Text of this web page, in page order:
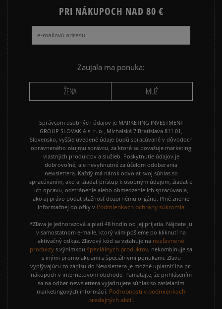
PRI NÁKUPOCH NAD 80 €
Zaujala ma ponuka:
ŽENA MUŽ
Správcom osobných údajov je MARKETING INVESTMENT
GROUP SLOVAKIA s. r. o., Michalská 7 Bratislava 811 01,
Slovensko, vyššie uvedené údaje budú spracúvané v dôvodoch
oprávneného záujmu správcu, za ktoré sa považuje marketing
vlastných produktov a služieb. Poskytnutie údajov je
dobrovoľné, ale nevyhnutné za účelom odoberania
newslettera. Každý má nárok odvolať svoj súhlas so
spracúvaním, ako aj žiadať prístup k osobným údajom, žiadať o
ich opravu, odstránenie alebo obmedzenie ich spracúvania,
ako aj právo podať sťažnosť dozornému orgánu. Plné znenie
informačnej doložky v Podmienkach ochrany súkromia
*Zľava je jednorazová a platí 48 hodín od jej prijatia. Nájdete ju
v samostatnom e-maile, ktorý vám pošleme po kliknutí na
aktivačný odkaz. Zľavový kód sa vzťahuje na nezľavnené
produkty s výnimkou špeciálnych produktov, nekombinuje sa
s inými promo akciami a špeciálnymi ponukami. Zľavu
vyplývajúcu zo zápisu do Newslettera je možné uplatniť iba pri
nákupoch v internetovom obchode. Pamätajte, že prihlásením
sa na odber newslettera vyjadrujete súhlas so zasielaním
marketingových informácií. Podrobnosti v podmienkach
predajných akcií.